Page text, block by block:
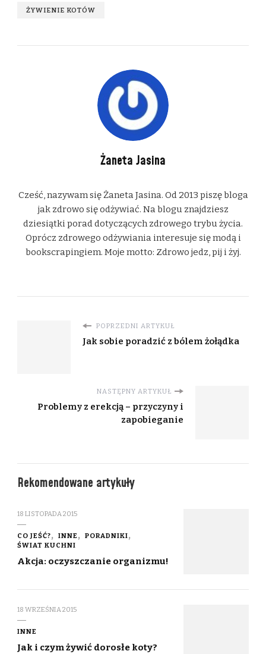
ŻYWIENIE KOTÓW
Żaneta Jasina
Cześć, nazywam się Żaneta Jasina. Od 2013 piszę bloga
jak zdrowo się odżywiać. Na blogu znajdziesz
dziesiątki porad dotyczących zdrowego trybu życia.
Oprócz zdrowego odżywiania interesuje się modą i
bookscrapingiem. Moje motto: Zdrowo jedz, pij i żyj.
POPRZEDNI ARTYKUŁ
Jak sobie poradzić z bólem żołądka
NASTĘPNY ARTYKUŁ
Problemy z erekcją – przyczyny i
zapobieganie
Rekomendowane artykuły
18 LISTOPADA 2015
CO JEŚĆ? INNE
PORADNIKI
ŚWIAT KUCHNI
Akcja: oczyszczanie organizmu!
18 WRZEŚNIA 2015
INNE
Jak i czym żywić dorosłe koty?